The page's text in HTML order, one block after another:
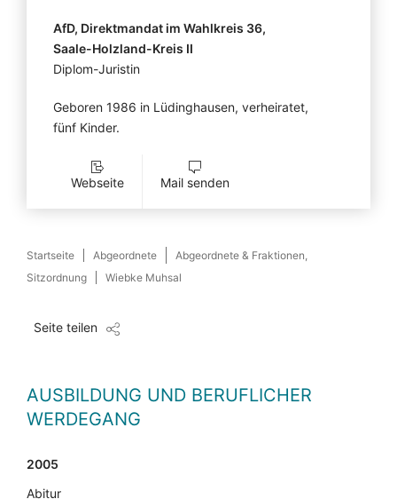
AfD, Direktmandat im Wahlkreis 36,
Saale-Holzland-Kreis II
Diplom-Juristin
Geboren 1986 in Lüdinghausen, verheiratet,
fünf Kinder.
Webseite Mail senden
Startseite Abgeordnete
Abgeordnete & Fraktionen,
Sitzordnung
Wiebke Muhsal
Seite teilen
AUSBILDUNG UND BERUFLICHER
WERDEGANG
2005
Abitur